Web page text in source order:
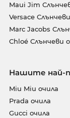
Maui Jim
Versace
Marc Jacobs
Chloé Слънчеви
Нашите най-
Miu Miu очила
Prada очила
Gucci очила